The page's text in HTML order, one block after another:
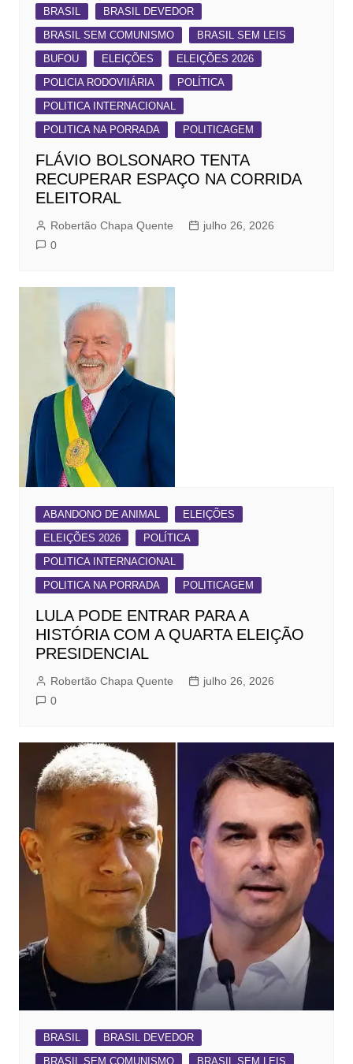
BRASIL
BRASIL DEVEDOR
BRASIL SEM COMUNISMO
BRASIL SEM LEIS
BUFOU
ELEIÇÕES
ELEIÇÕES 2026
POLICIA RODOVIIÁRIA
POLÍTICA
POLITICA INTERNACIONAL
POLITICA NA PORRADA
POLITICAGEM
FLÁVIO BOLSONARO TENTA
RECUPERAR ESPAÇO NA CORRIDA
ELEITORAL
Robertão Chapa Quente
julho 26, 2026
0
ABANDONO DE ANIMAL
ELEIÇÕES
ELEIÇÕES 2026
POLÍTICA
POLITICA INTERNACIONAL
POLITICA NA PORRADA
POLITICAGEM
LULA PODE ENTRAR PARA A
HISTÓRIA COM A QUARTA ELEIÇÃO
PRESIDENCIAL
Robertão Chapa Quente
julho 26, 2026
0
BRASIL
BRASIL DEVEDOR
BRASIL SEM COMUNISMO
BRASIL SEM LEIS